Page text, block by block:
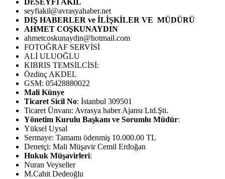
Dr.SEYFİ AKİL
seyfiakil@avrasyahaber.net
DIŞ HABERLER ve İLİŞKİLER VE MÜDÜRÜ
AHMET COŞKUNAYDIN
ahmetcoskunaydin@hotmail.com
FOTOĞRAF SERVİSİ
ALİ ULUOĞLU
KIBRIS TEMSİLCİSİ:
Özdinç AKDEL
GSM: 05428880022
Mali Künye
Ticaret Sicil No: İstanbul 309501
Ticaret Ünvanı: Avrasya haber Ajansı Ltd.Şti.
Yönetim Kurulu Başkanı ve Sorumlu Müdür:
Yüksel Uysal
Sermaye: Tamamı ödenmiş 10.000.00 TL
Denetçi: Mali Müşavir Cemil Erdoğan
Hukuk Müşavirleri:
Nuran Veyseller
M.Cahit Dedeoğlu